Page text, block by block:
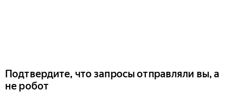
Подтвердите, что запросы отправляли вы, а
не робот